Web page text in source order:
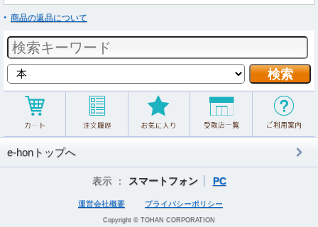
商品の返品について
e-honトップへ
表示 ： スマートフォン PC
運営会社概要 プライバシーポリシー
Copyright © TOHAN CORPORATION